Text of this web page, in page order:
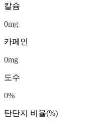
칼슘
0mg
카페인
0mg
도수
0%
탄단지 비율(%)